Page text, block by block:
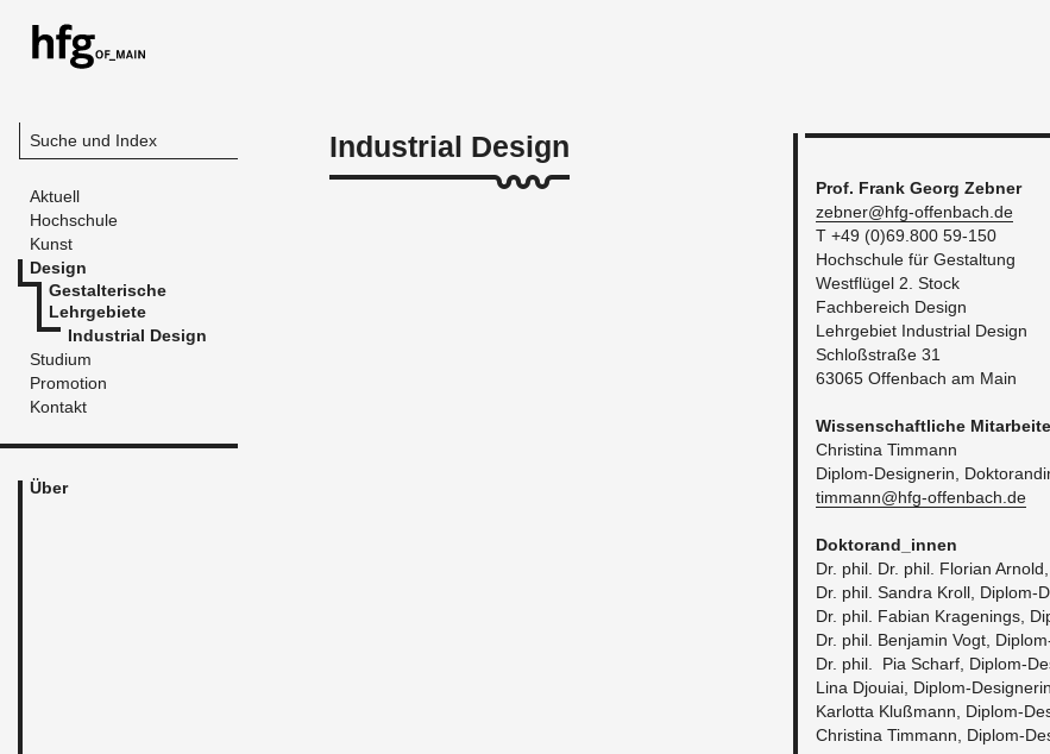
Suche und Index
Aktuell
Hochschule
Kunst
Design
Gestalterische
Lehrgebiete
Industrial Design
Studium
Promotion
Kontakt
Über
Industrial Design
Prof. Frank Georg Zeb­ner
zebner@​hfg-​offenbach.​de
T +49 (0)69.800 59-150
Hoch­schu­le für Ge­stal­tung
West­flü­gel 2. Stock
Fach­be­reich De­sign
Lehr­ge­biet In­dus­tri­al De­sign
Schloß­stra­ße 31
63065 Of­fen­bach am Main
Wis­sen­schaft­li­che
Chris­ti­na Timmann
Di­plom-De­si­gne­rin,
timmann@​hfg-​offenbach.​de
Dok­to­ran­d_in­nen
Dr. phil. Dr. phil. Flo­ri­an
Dr. phil. San­dra Kroll, Di­plom-
Dr. phil. Fa­bi­an Kra­ge­nings,
Dr. phil. Ben­ja­min Vogt,
Dr. phil. Pia Scharf, Di­plom-
Lina Djoui­ai, Di­plom-De­si­gne­rin
Kar­lot­ta Kluß­mann, Di­plom-
Chris­ti­na Timmann, Di­plom-